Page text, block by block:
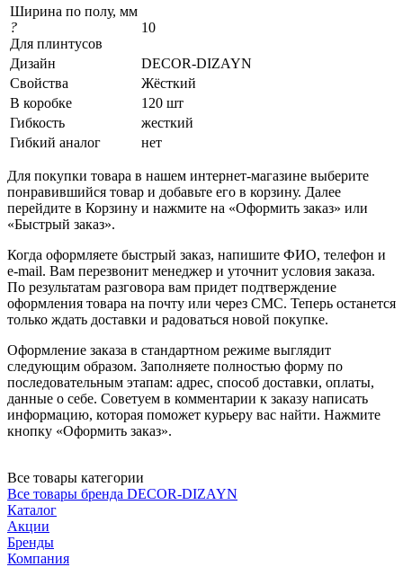
Ширина по полу, мм
?
Для плинтусов
10
Дизайн
DECOR-DIZAYN
Свойства
Жёсткий
В коробке
120 шт
Гибкость
жесткий
Гибкий аналог
нет
Для покупки товара в нашем интернет-магазине выберите
понравившийся товар и добавьте его в корзину. Далее
перейдите в Корзину и нажмите на «Оформить заказ» или
«Быстрый заказ».
Когда оформляете быстрый заказ, напишите ФИО, телефон и
e-mail. Вам перезвонит менеджер и уточнит условия заказа.
По результатам разговора вам придет подтверждение
оформления товара на почту или через СМС. Теперь останется
только ждать доставки и радоваться новой покупке.
Оформление заказа в стандартном режиме выглядит
следующим образом. Заполняете полностью форму по
последовательным этапам: адрес, способ доставки, оплаты,
данные о себе. Советуем в комментарии к заказу написать
информацию, которая поможет курьеру вас найти. Нажмите
кнопку «Оформить заказ».
Все товары категории
Все товары бренда DECOR-DIZAYN
Каталог
Акции
Бренды
Компания